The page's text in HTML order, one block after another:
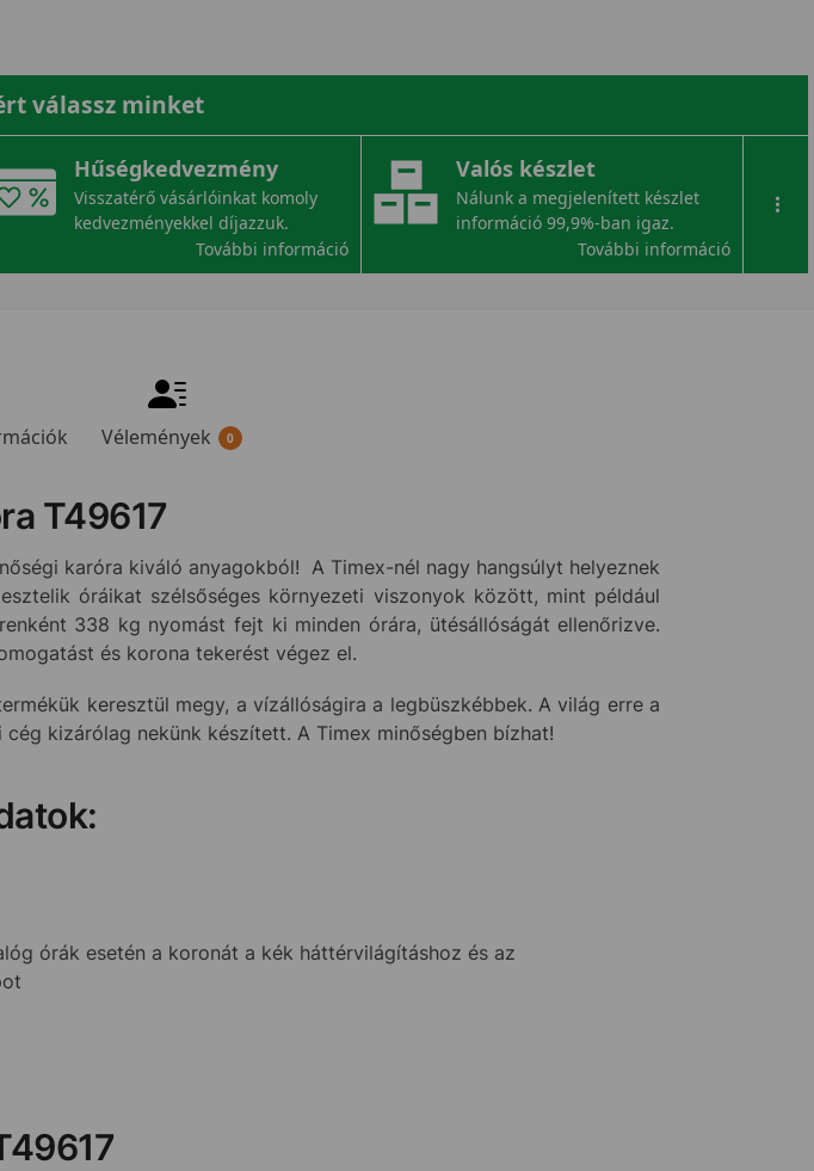
válassz minket
Hűségkedvezmény
Visszatérő vásárlóinkat komoly
kedvezményekkel díjazzuk.
További információ
Valós készlet
Nálunk a megjelenített készlet
információ 99,9%-ban igaz.
További információ
...
Vélemények 0
T49617
karóra kiváló anyagokból! A Timex-nél nagy hangsúlyt helyeznek
óráikat szélsőséges környezeti viszonyok között, mint például
338 kg nyomást fejt ki minden órára, ütésállóságát ellenőrizve.
és korona tekerést végez el.
keresztül megy, a vízállóságira a legbüszkébbek. A világ erre a
kizárólag nekünk készített. A Timex minőségben bízhat!
órák esetén a koronát a kék háttérvilágításhoz és az